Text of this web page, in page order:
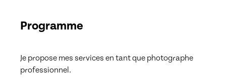
Programme
Je propose mes services en tant que photographe
professionnel.